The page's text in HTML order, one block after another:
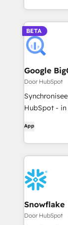
BETA
Google
Door HubSpot
HubSpot -
App
Snowflake
Door HubSpot